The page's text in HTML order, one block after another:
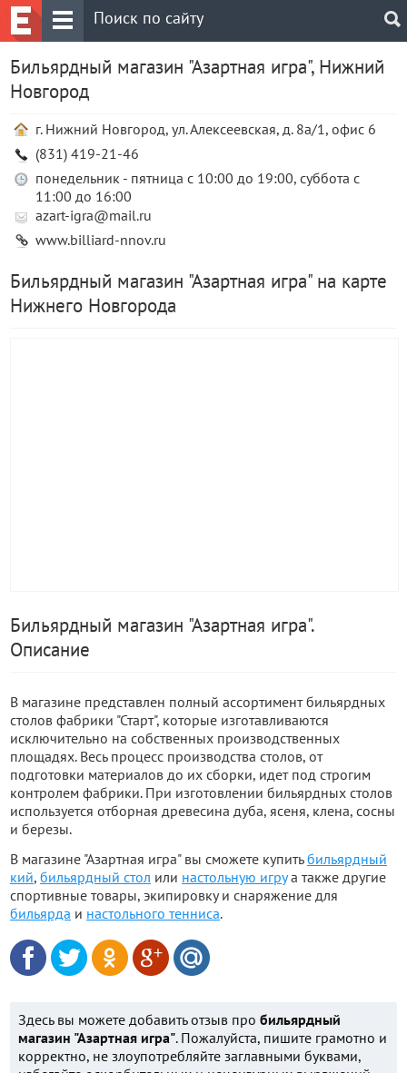
Бильярдный магазин "Азартная игра", Нижний
Новгород
г. Нижний Новгород, ул. Алексеевская, д. 8а/1, офис 6
(831) 419-21-46
понедельник - пятница с 10:00 до 19:00, суббота с
11:00 до 16:00
azart-igra@mail.ru
www.billiard-nnov.ru
Бильярдный магазин "Азартная игра" на карте
Нижнего Новгорода
Бильярдный магазин "Азартная игра".
Описание
В магазине представлен полный ассортимент бильярдных
столов фабрики "Старт", которые изготавливаются
исключительно на собственных производственных
площадях. Весь процесс производства столов, от
подготовки материалов до их сборки, идет под строгим
контролем фабрики. При изготовлении бильярдных столов
используется отборная древесина дуба, ясеня, клена, сосны
и березы.
В магазине "Азартная игра" вы сможете купитьбильярдный
кий, бильярдный стол или настольную игруа также другие
спортивные товары, экипировку и снаряжение для
бильярда и настольного тенниса.
Здесь вы можете добавить отзыв про бильярдный
магазин "Азартная игра". Пожалуйста, пишите грамотно и
корректно, не злоупотребляйте заглавными буквами,